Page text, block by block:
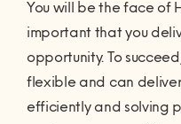
You will be the face of
important that you
opportunity. To
flexible and can
efficiently and solving